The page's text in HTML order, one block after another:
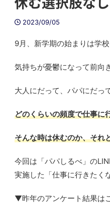
2023/09/05
9月、新学期の始まりは学
気持ちが憂鬱になって前向
大人にだって、パパにだっ
どのくらいの頻度で仕事に
そんな時は休むのか、それ
今回は「パパしるべ」の
実施した「仕事に行きたく
▼昨年のアンケート結果は